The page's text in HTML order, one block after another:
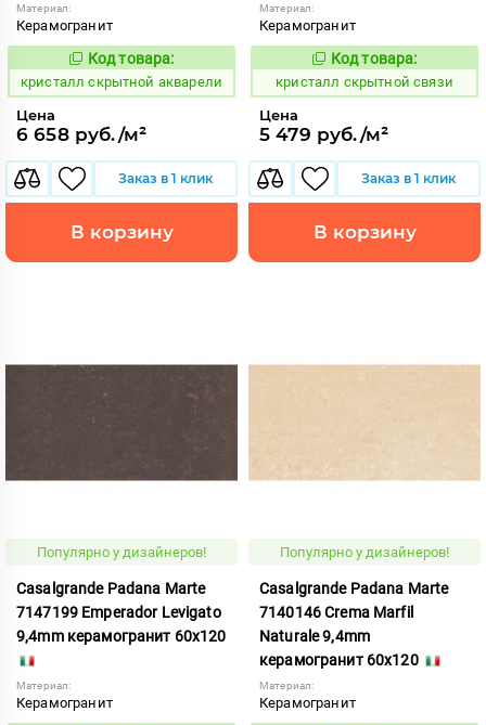
Материал:
Керамогранит
823750
Код товара:
кристалл скрытной акварели
Цена
6 658 руб./м²
Заказ в 1 клик
В корзину
Материал:
Керамогранит
823836
Код товара:
кристалл скрытной связи
Цена
5 479 руб./м²
Заказ в 1 клик
В корзину
Популярно у дизайнеров!
Casalgrande Padana Marte
7147199 Emperador Levigato
9,4mm керамогранит 60x120
Материал:
Керамогранит
Популярно у дизайнеров!
Casalgrande Padana Marte
7140146 Crema Marfil
Naturale 9,4mm
керамогранит 60x120
Материал:
Керамогранит